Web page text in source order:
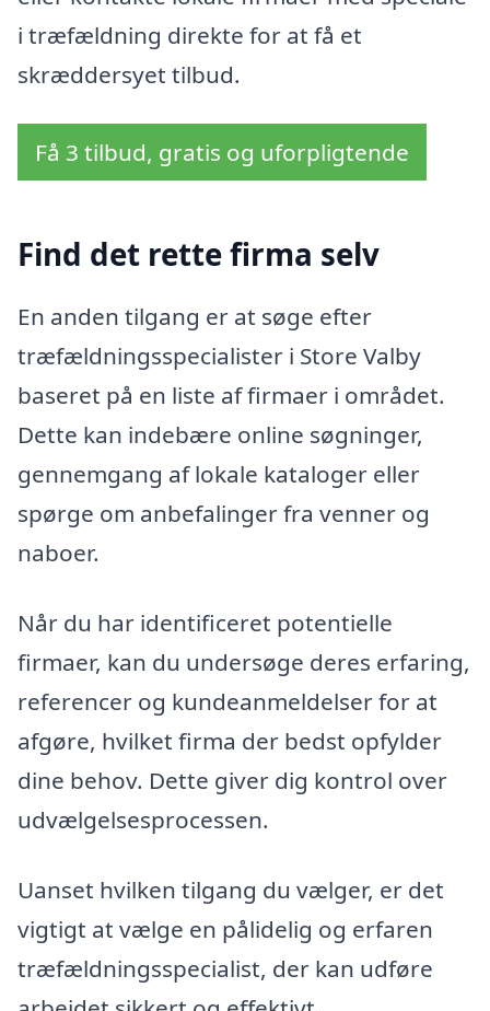
i træfældning direkte for at få et
skræddersyet tilbud.
Få 3 tilbud, gratis og uforpligtende
Find det rette firma selv
En anden tilgang er at søge efter
træfældningsspecialister i Store Valby
baseret på en liste af firmaer i området.
Dette kan indebære online søgninger,
gennemgang af lokale kataloger eller
spørge om anbefalinger fra venner og
naboer.
Når du har identificeret potentielle
firmaer, kan du undersøge deres erfaring,
referencer og kundeanmeldelser for at
afgøre, hvilket firma der bedst opfylder
dine behov. Dette giver dig kontrol over
udvælgelsesprocessen.
Uanset hvilken tilgang du vælger, er det
vigtigt at vælge en pålidelig og erfaren
træfældningsspecialist, der kan udføre